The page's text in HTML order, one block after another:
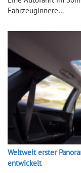
Fahrzeuginnere…
Weltweit erster
entwickelt